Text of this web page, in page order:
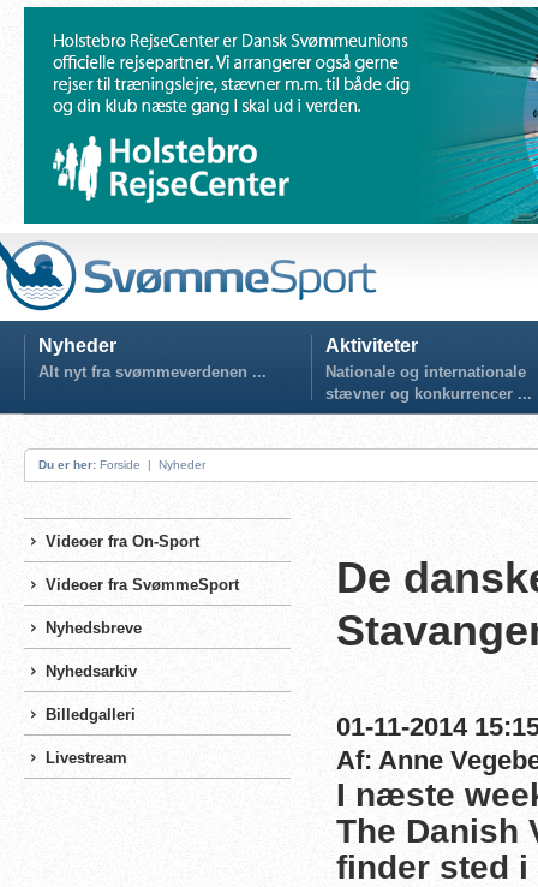
Nyheder
Alt nyt fra svømmeverdenen ...
Aktiviteter
Nationale og internationale
stævner og konkurrencer ...
Du er her: Forside | Nyheder
Videoer fra On-Sport
Videoer fra SvømmeSport
Nyhedsbreve
Nyhedsarkiv
Billedgalleri
Livestream
De
01-11-2014
Af: Anne
I næste
The Danish
finder sted i